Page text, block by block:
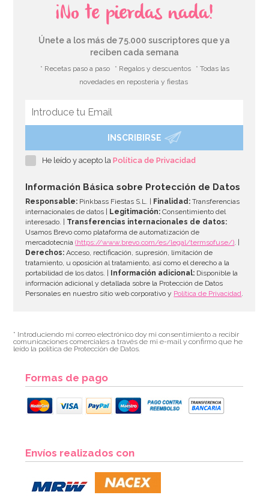
¡No te pierdas nada!
Únete a los más de 75.000 suscriptores que ya
reciben cada semana
* Recetas paso a paso * Regalos y descuentos
* Todas las
novedades en repostería y fiestas
INSCRIBIRSE
He leído y acepto laPolítica de Privacidad
Información Básica sobre Protección de Datos
Responsable: Pinkbass Fiestas S.L. | Finalidad: Transferencias
internacionales de datos |
Legitimación: Consentimiento del
interesado. | Transferencias internacionales de datos:
Usamos Brevo como plataforma de automatización de
mercadotecnia(https://www.brevo.com/es/legal/termsofuse/). |
Derechos: Acceso, rectificación, supresión, limitación de
tratamiento, u oposición al tratamiento, así como el derecho a la
portabilidad de los datos. |
Información adicional: Disponible la
información adicional y detallada sobre la Protección de Datos
Personales en nuestro sitio web corporativo y Política de Privacidad.
* Introduciendo mi correo electrónico doy mi consentimiento a recibir
comunicaciones comerciales a través de mi e-mail y confirmo que he
leído la política de Protección de Datos.
Formas de pago
Envíos realizados con